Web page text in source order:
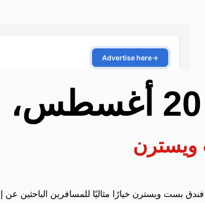
20 أغسطس، 2025
بست ويسترن خيارًا مثاليًا للمسافرين الباحثين